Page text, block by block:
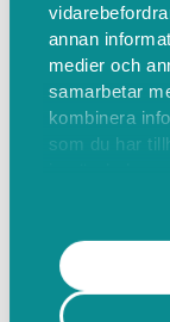
annan
medier och
samarbetar
kombinera
som du har
Prova på